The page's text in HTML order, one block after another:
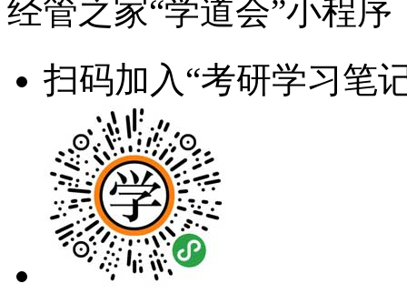
经管之家“学道会”小程序
扫码加入“考研学习笔